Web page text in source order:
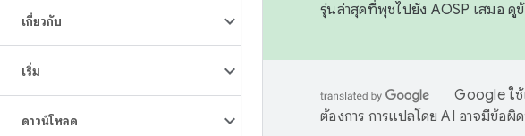
เกี่ยวกับ
เริ่ม
ดาวน์โหลด
รุ่นล่าสุดที่พุชไปยัง AOSP เสมอ ดู
Google ใ
ต้องการ การแปลโดย AI อาจมีข้อผิ